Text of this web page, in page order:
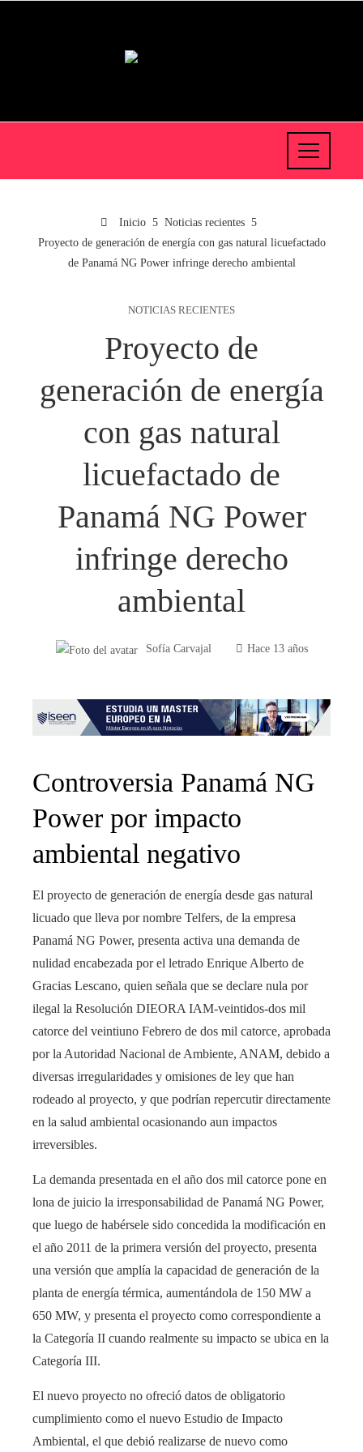
Inicio
Noticias recientes
Proyecto de generación de energía con gas natural licuefactado
de Panamá NG Power infringe derecho ambiental
NOTICIAS RECIENTES
Proyecto de
generación de energía
con gas natural
licuefactado de
Panamá NG Power
infringe derecho
ambiental
Sofía Carvajal Hace 13 años
Controversia Panamá NG
Power por impacto
ambiental negativo
El proyecto de generación de energía desde gas natural
licuado que lleva por nombre Telfers, de la empresa
Panamá NG Power, presenta activa una demanda de
nulidad encabezada por el letrado Enrique Alberto de
Gracias Lescano, quien señala que se declare nula por
ilegal la Resolución DIEORA IAM-veintidos-dos mil
catorce del veintiuno Febrero de dos mil catorce, aprobada
por la Autoridad Nacional de Ambiente, ANAM, debido a
diversas irregularidades y omisiones de ley que han
rodeado al proyecto, y que podrían repercutir directamente
en la salud ambiental ocasionando aun impactos
irreversibles.
La demanda presentada en el año dos mil catorce pone en
lona de juicio la irresponsabilidad de Panamá NG Power,
que luego de habérsele sido concedida la modificación en
el año 2011 de la primera versión del proyecto, presenta
una versión que amplía la capacidad de generación de la
planta de energía térmica, aumentándola de 150 MW a
650 MW, y presenta el proyecto como correspondiente a
la Categoría II cuando realmente su impacto se ubica en la
Categoría III.
El nuevo proyecto no ofreció datos de obligatorio
cumplimiento como el nuevo Estudio de Impacto
Ambiental, el que debió realizarse de nuevo como